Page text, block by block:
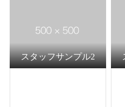
スタッフサンプル2